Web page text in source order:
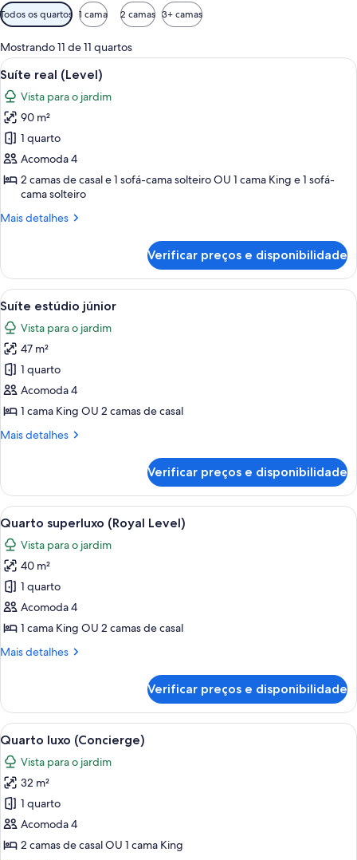
Filtros
disponíveis
para
os
quartos
Todos os quartos 1 cama 2 camas 3+ camas
Mostrando 11 de 11 quartos
Carrega
todas
as
fotos
de
Suíte
real
(Level)
Quarto de hotel com uma cama
9
Suíte real (Level)
Vista para o jardim
90 m²
1 quarto
Acomoda 4
2 camas de casal e 1 sofá-cama solteiro OU 1 cama King e 1 sofá-
cama solteiro
Mais detalhes
Mais
real
(Level)
Verificar preços e disponibilidade
Carrega
todas
as
fotos
de
Suíte
estúdio
Quarto de hotel moderno com
8
Suíte estúdio júnior
Vista para o jardim
47 m²
1 quarto
Acomoda 4
1 cama King OU 2 camas de casal
Mais detalhes
Mais
estúdio
júnior
Verificar preços e disponibilidade
Carrega
todas
as
fotos
de
Quarto
superluxo
Level)
Quarto de hotel com uma cama
10
Quarto superluxo (Royal Level)
Vista para o jardim
40 m²
1 quarto
Acomoda 4
1 cama King OU 2 camas de casal
Mais detalhes
Mais
superluxo
(Royal
Level)
Verificar preços e disponibilidade
Carrega
todas
as
fotos
de
Quarto
luxo
Quarto de hotel com duas camas
9
Quarto luxo (Concierge)
Vista para o jardim
32 m²
1 quarto
Acomoda 4
2 camas de casal OU 1 cama King